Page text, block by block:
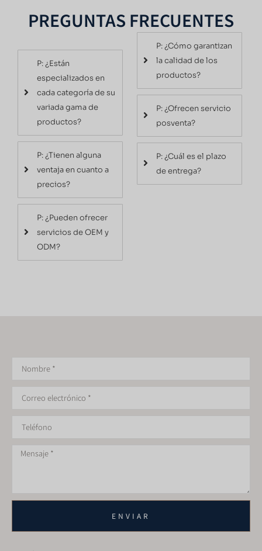
PREGUNTAS FRECUENTES
P: ¿Están
especializados en
cada categoría de su
variada gama de
productos?
P: ¿Tienen alguna
ventaja en cuanto a
precios?
P: ¿Pueden ofrecer
servicios de OEM y
ODM?
P: ¿Cómo garantizan
la calidad de los
productos?
P: ¿Ofrecen servicio
posventa?
P: ¿Cuál es el plazo
de entrega?
ENVIAR